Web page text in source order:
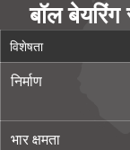
बॉल
विशेषता
निर्माण
भार क्षमता